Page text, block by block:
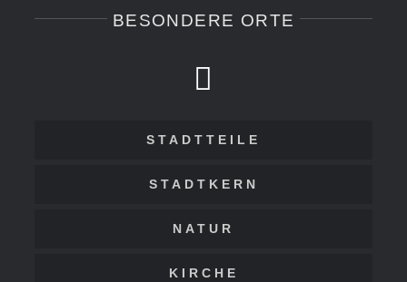
BESONDERE ORTE
STADTTEILE
STADTKERN
NATUR
KIRCHE